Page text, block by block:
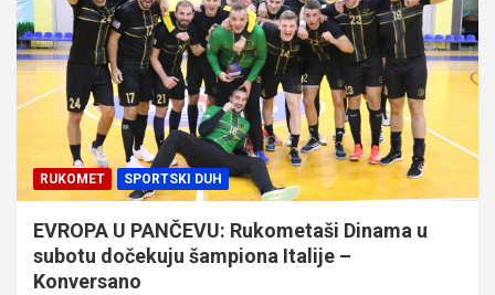
RUKOMET SPORTSKI DUH
EVROPA U PANČEVU: Rukometaši Dinama u
subotu dočekuju šampiona Italije –
Konversano